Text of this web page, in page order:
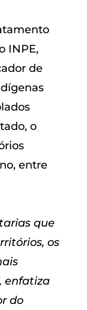
INPE,
de
o
entre
que
os
enfatiza
do